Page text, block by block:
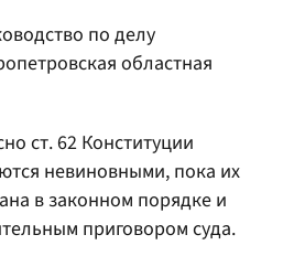
по делу
областная
ст. 62 Конституции
невиновными, пока их
в законном порядке и
приговором суда.